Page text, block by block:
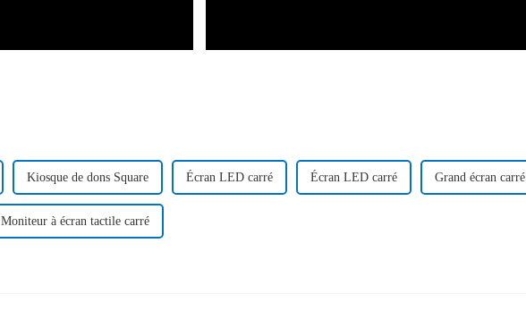
Kiosque de dons Square Écran LED carré Écran LED carré Grand écran carré
Moniteur à écran tactile carré